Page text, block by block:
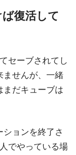
復活して
セーブされてし
ませんが、一緒
まだキューブは
ョンを終了さ
でやっている場